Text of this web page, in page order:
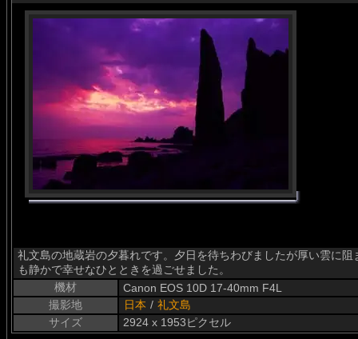
礼文島の地蔵岩の夕暮れです。夕日を待ちわびましたが厚い雲に
も静かで幸せなひとときを過ごせました。
機材
Canon EOS 10D 17-40mm F4L
撮影地
日本 / 礼文島
サイズ
2924 x 1953ピクセル